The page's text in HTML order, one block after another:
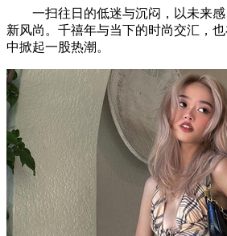
一扫往日的低迷与沉闷，以未来感
新风尚。千禧年与当下的时尚交汇，
中掀起一股热潮。